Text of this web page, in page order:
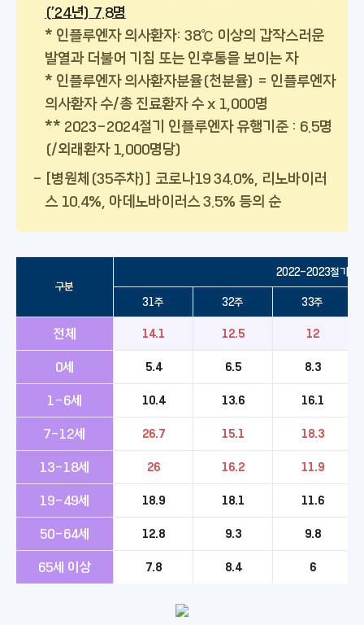
(’24년) 7.8명
* 인플루엔자 의사환자: 38℃ 이상의 갑작스러운
발열과 더불어 기침 또는 인후통을 보이는 자
* 인플루엔자 의사환자분율(천분율) = 인플루엔자
의사환자 수/총 진료환자 수 x 1,000명
** 2023-2024절기 인플루엔자 유행기준 : 6.5명
(/외래환자 1,000명당)
[병원체(35주차)] 코로나19 34.0%, 리노바이러
스 10.4%, 아데노바이러스 3.5% 등의 순
구분
2022-2023절기
31주 32주 33주
전체 14.1 12.5 12
0세 5.4 6.5 8.3
1-6세 10.4 13.6 16.1
7-12세 26.7 15.1 18.3
13-18세 26 16.2 11.9
19-49세 18.9 18.1 11.6
50-64세 12.8 9.3 9.8
65세 이상 7.8 8.4 6